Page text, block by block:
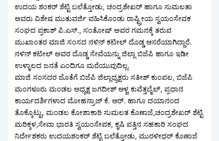
ಉದಯ ಶಂಕರ್ ಶೆಟ್ಟಿ ಬಲೆತ್ತೋಡು, ಚಂದ್ರಶೇಖರ್ ಹಾಗೂ ಸುಮಲತಾ
ಅವರು ವಿಶೇಷ ಮುತುವರ್ಜಿ ವಹಿಸಿಕೊಂಡು ರಾಷ್ಟ್ರೀಯ ಸ್ವಯಂಸೇವಕ
ಸಂಘದ ಪ್ರಕಾಶ್ ಪಿ.ಎಸ್., ಸಂತೋಷ್ ಅವರ ಗಮನಕ್ಕೆ ತರುವ
ಮುಖಾಂತರ ಮಾಜಿ ಸಂಸದ ನಳಿನ್ ಕಟೀಲ್ ದೊಡ್ಡ ಆಸರೆಯಾಗಿದ್ದಾರೆ.
ನಳಿನ್ ಕಟೀಲ್ ಅವರ ದೊಡ್ಡ ಸೇವೆಯನ್ನು ಜಿಲ್ಲಾ ಬಿಜೆಪಿ ಹಾಗೂ ಇಡೀ
ಉಳ್ಳಾಲದ ಜನತೆ ಎಂದಿಗೂ ಮರೆಯುವುದಿಲ್ಲ.
ಮಾಜಿ ಸಂಸದರ ಜೊತೆಗೆ ಬಿಜೆಪಿ ಜಿಲ್ಲಾಧ್ಯಕ್ಷರು ಸತೀಶ್ ಕುಂಪಲ, ಬಿಜೆಪಿ
ಮಂಗಳೂರು ಮಂಡಲ ಅಧ್ಯಕ್ಷ ಜಗದೀಶ್ ಆಳ್ವ ಕುವೆತ್ತಬೈಲ್, ಪ್ರಧಾನ
ಕಾರ್ಯದರ್ಶಿಗಳಾದ ಮೋಹನ್ರಾಜ್ ಕೆ. ಆರ್. ಹಾಗೂ ದಯಾನಂದ
ತೊಕ್ಕೊಟ್ಟು, ಮಂಡಲ ಕೋಶಾಕಾರಿ ಸುಮಲತ ಕೊಣಾಜೆ,ಚಂದ್ರಶೇಖರ್ ಶೆಟ್ಟಿ
ಮರಿಕ್ಕಳ,ಸೇವಾ ಭಾರತಿ ಸ್ವಯಂಸೇವಕ, ಕೃಷಿ ಪತ್ತಿನ ಸಹಕಾರಿ ಸಂಘದ
ನಿರ್ದೇಶಕರು ಉದಯಶಂಕರ್ ಶೆಟ್ಟಿ ಬಲೆತ್ತೋಡು, ಮುರಳೀಧರ್ ಕೊಣಾಜೆ